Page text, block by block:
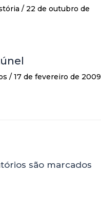
/ 22 de outubro de
/ 17 de fevereiro de 2009
são marcados